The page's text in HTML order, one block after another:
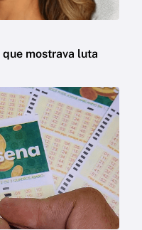
mostrava luta